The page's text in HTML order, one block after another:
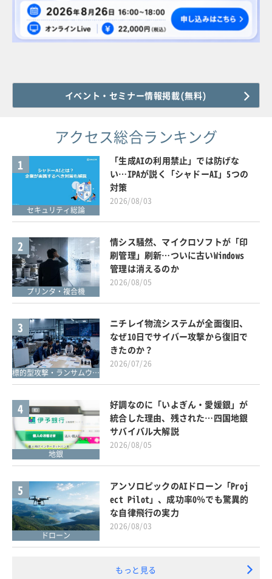
イベント・セミナー情報掲載(無料)
アクセス総合ランキング
1
セキュリティ総論
「生成AIの利用禁止」では防げな
い…IPAが説く「シャドーAI」5つの
対策
2026/08/03
2
プリンタ・複合機
情シス騒然、マイクロソフトが「印
刷管理」刷新…ついに古いWindows
管理は消えるのか
2026/08/05
3
標的型攻撃・ランサムウェア対策
ニチレイ物流システムが全面復旧、
なぜ10日でサイバー攻撃から復旧で
きたのか？
2026/07/26
4
地銀
好調なのに「いよぎん・愛媛銀」が
統合した理由、残された…四国地銀
サバイバル大解説
2026/08/05
5
ドローン
アンソロピックのAIドローン「Proj
ect Pilot」、成功率0％でも驚異的
な自律飛行の実力
2026/08/03
もっと見る